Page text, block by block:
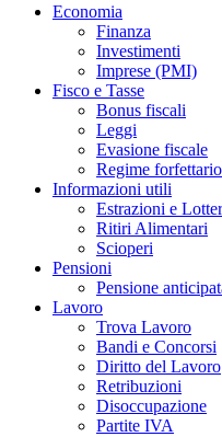
Economia
Finanza
Investimenti
Imprese (PMI)
Fisco e Tasse
Bonus fiscali
Leggi
Evasione fiscale
Regime forfettario
Informazioni utili
Estrazioni e
Ritiri Alimentari
Scioperi
Pensioni
Pensione
Lavoro
Trova Lavoro
Bandi e Concorsi
Diritto del Lavoro
Retribuzioni
Disoccupazione
Partite IVA